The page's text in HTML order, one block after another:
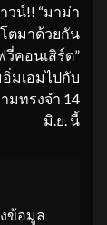
วน์!! “มาม่า
โตมาด้วยกัน
คอนเสิร์ต”
มเอมไปกับ
มทรงจำ 14
มิ.ย. นี้
ข้อมูล